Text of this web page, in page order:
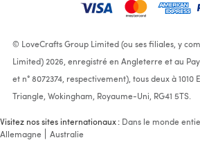
© LoveCrafts Group Limited (ou ses filiales, y
Limited) 2026, enregistré en Angleterre et au
et n° 8072374, respectivement), tous deux à 1010
Triangle, Wokingham, Royaume-Uni, RG41 5TS.
Visitez nos sites internationaux : Dans le monde
Allemagne
Australie